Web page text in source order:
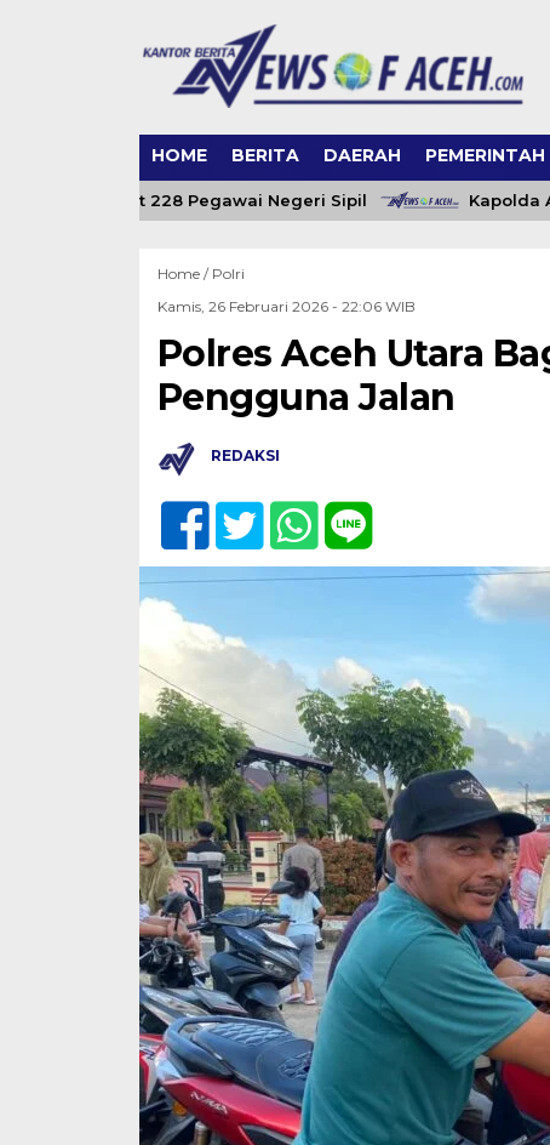
HOME BERITA DAERAH PEMERINTAH
Angkat 228 Pegawai Negeri Sipil Kapolda
Home / Polri
Kamis, 26 Februari 2026 - 22:06 WIB
Polres Aceh Utara
Pengguna Jalan
REDAKSI